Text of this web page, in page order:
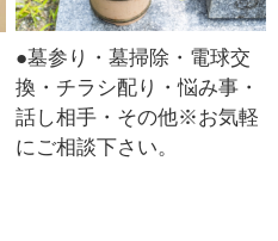
●墓参り・墓掃除・電球交
換・チラシ配り・悩み事・
話し相手・その他※お気軽
にご相談下さい。